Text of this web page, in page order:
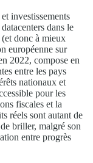
investissements
dans le
donc à mieux
européenne sur
2022, compose en
entre les pays
nationaux et
pour les
fiscales et la
réels sont autant de
briller, malgré son
entre progrès